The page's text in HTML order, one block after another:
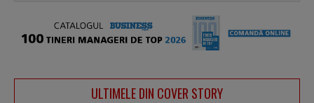
ULTIMELE DIN COVER STORY